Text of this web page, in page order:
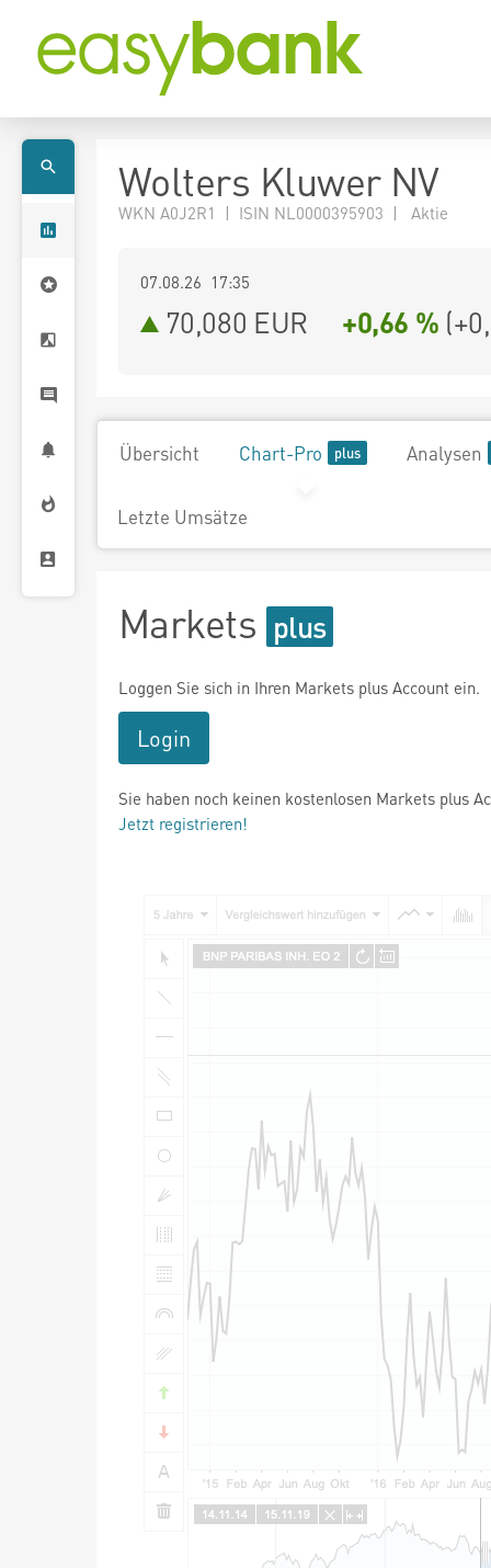
Wolters Kluwer NV
WKN A0J2R1 | ISIN NL0000395903 | Aktie
07.08.26 17:35
70,080 EUR +0,66 % (
Übersicht Chart-Pro Analysen
Letzte Umsätze
Markets
Loggen Sie sich in Ihren Markets plus Account ein.
Login
Sie haben noch keinen kostenlosen Markets plus
Jetzt registrieren!